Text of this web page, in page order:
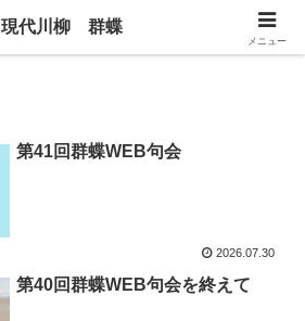
第41回群蝶WEB句会
2026.07.30
第40回群蝶WEB句会を終えて
現代川柳 群蝶
メニュー